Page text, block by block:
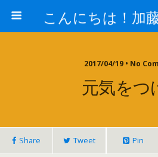
2017/04/19 • No
元気をつ
Share Tweet Pin